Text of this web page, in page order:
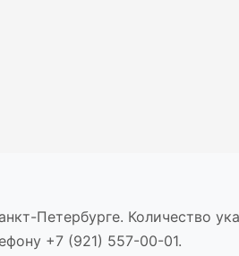
Петербурге. Количество
+7 (921) 557-00-01.